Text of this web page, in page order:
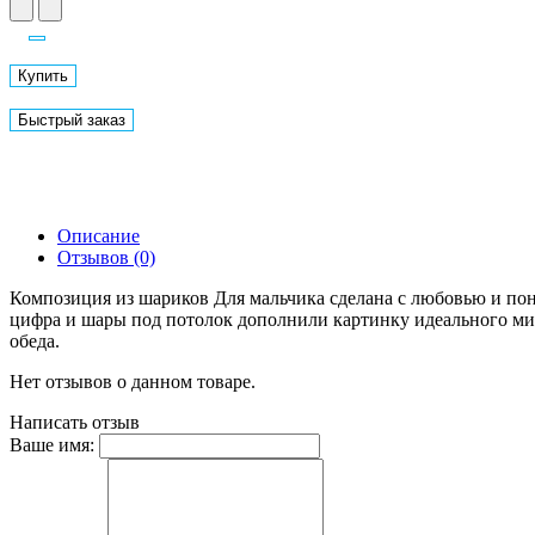
Купить
Быстрый заказ
Описание
Отзывов (0)
Композиция из шариков Для мальчика сделана с любовью и
цифра и шары под потолок дополнили картинку идеального
обеда.
Нет отзывов о данном товаре.
Написать отзыв
Ваше имя: